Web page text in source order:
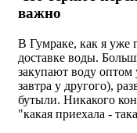
важно
В Гумраке, как я уже
доставке воды.
закупают воду оптом
завтра у другого),
бутыли. Никакого
"какая приехала -